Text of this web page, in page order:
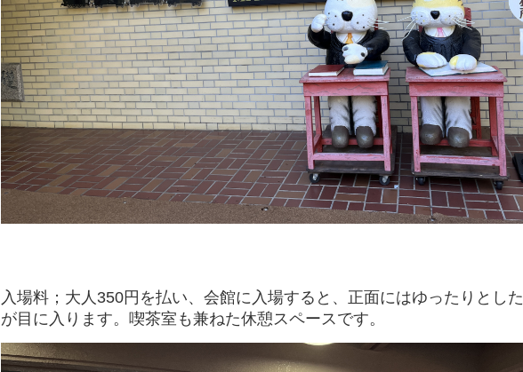
入場料；大人350円を払い、会館に入場すると、正面にはゆったりとし
が目に入ります。喫茶室も兼ねた休憩スペースです。